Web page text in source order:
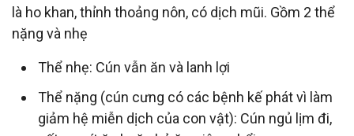
là ho khan, thỉnh thoảng nôn, có dịch mũi. Gồm 2 thể
nặng và nhẹ
Thể nhẹ: Cún vẫn ăn và lanh lợi
Thể nặng (cún cưng có các bệnh kế phát vì làm
giảm hệ miễn dịch của con vật): Cún ngủ lịm đi,